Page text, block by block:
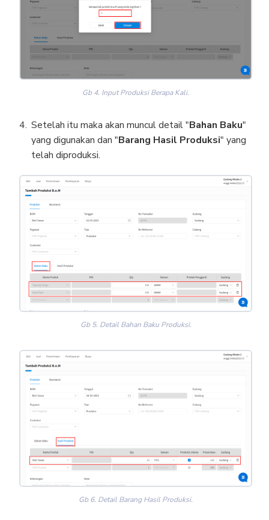
Gb 4. Input Produksi Berapa Kali.
Setelah itu maka akan muncul detail "Bahan Baku"
yang digunakan dan "Barang Hasil Produksi" yang
telah diproduksi.
Gb 5. Detail Bahan Baku Produksi.
Gb 6. Detail Barang Hasil Produksi.